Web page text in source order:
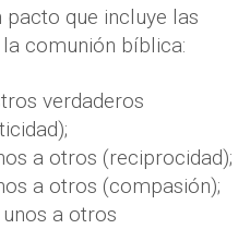
pacto que incluye las
comunión bíblica:
verdaderos
a otros (reciprocidad);
a otros (compasión);
a otros